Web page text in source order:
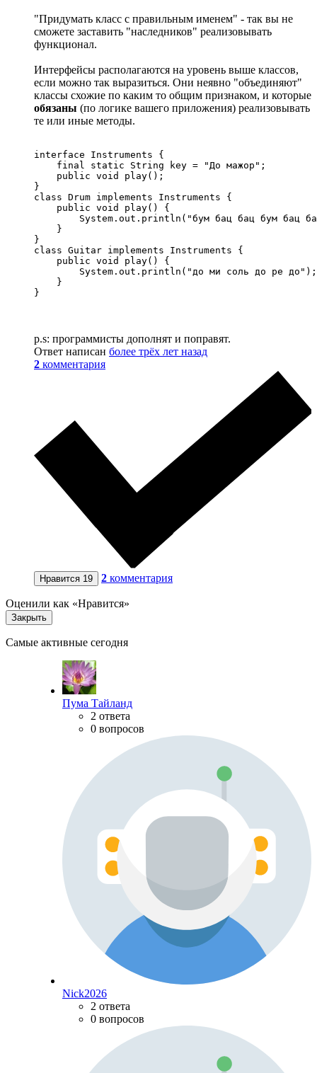
"Придумать класс с правильным именем" - так вы не
сможете заставить "наследников" реализовывать
функционал.
Интерфейсы располагаются на уровень выше классов,
если можно так выразиться. Они неявно "объединяют"
классы схожие по каким то общим признаком, и которые
обязаны (по логике вашего приложения) реализовывать
те или иные методы.
interface Instruments {
    final static String key = "До мажор";
    public void play();
}
class Drum implements Instruments {
    public void play() {
System.out.println("бум бац бац бум бац
    }
}
class Guitar implements Instruments {
    public void play() {
        System.out.println("до ми соль до ре до");
    }
}
p.s: программисты дополнят и поправят.
Ответ написан более трёх лет назад
2 комментария
Нравится 19 2 комментария
Оценили как «Нравится»
Закрыть
Самые активные сегодня
Пума Тайланд
2 ответа
0 вопросов
Nick2026
2 ответа
0 вопросов